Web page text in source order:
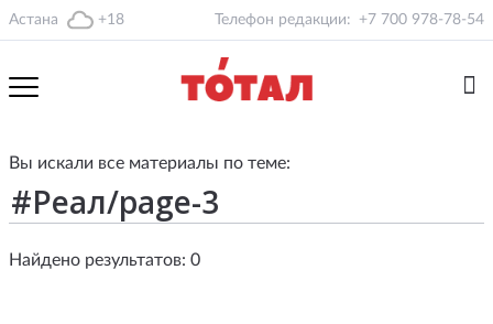
Астана +18 Телефон редакции: +7 700 978-78-54
Вы искали все материалы по теме:
Найдено результатов: 0